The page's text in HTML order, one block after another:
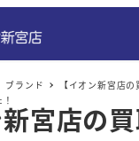
ブランド
【イオン新宮店
新宮店の